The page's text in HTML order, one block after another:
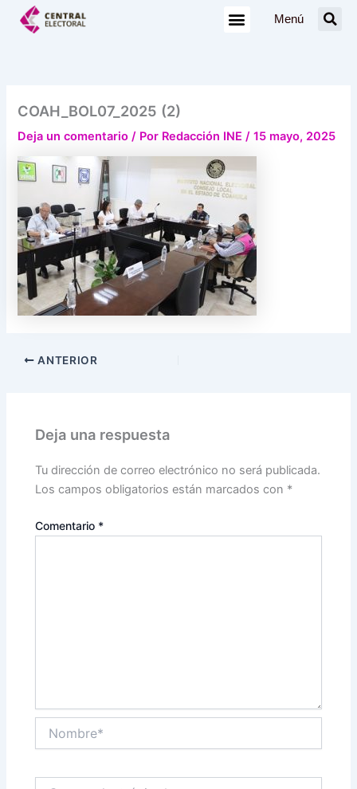
Menú
COAH_BOL07_2025 (2)
Deja un comentario / Por Redacción INE/15 mayo, 2025
ANTERIOR
Deja una respuesta
Tu dirección de correo electrónico no será publicada.
Los campos obligatorios están marcados con *
Comentario *